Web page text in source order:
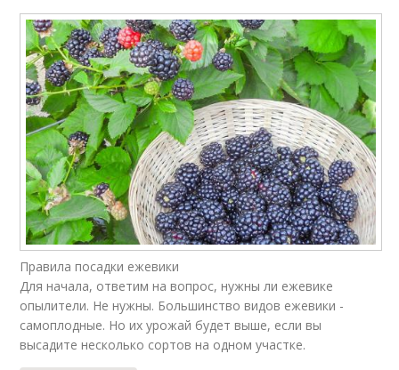
Правила посадки ежевики
Для начала, ответим на вопрос, нужны ли ежевике
опылители. Не нужны. Большинство видов ежевики -
самоплодные. Но их урожай будет выше, если вы
высадите несколько сортов на одном участке.